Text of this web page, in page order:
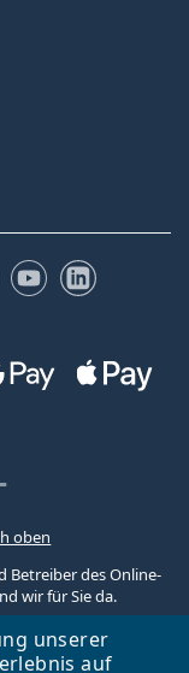
unserer
auf
YouTubeLinkedIn
oben
Betreiber des Online-
wir für Sie da.